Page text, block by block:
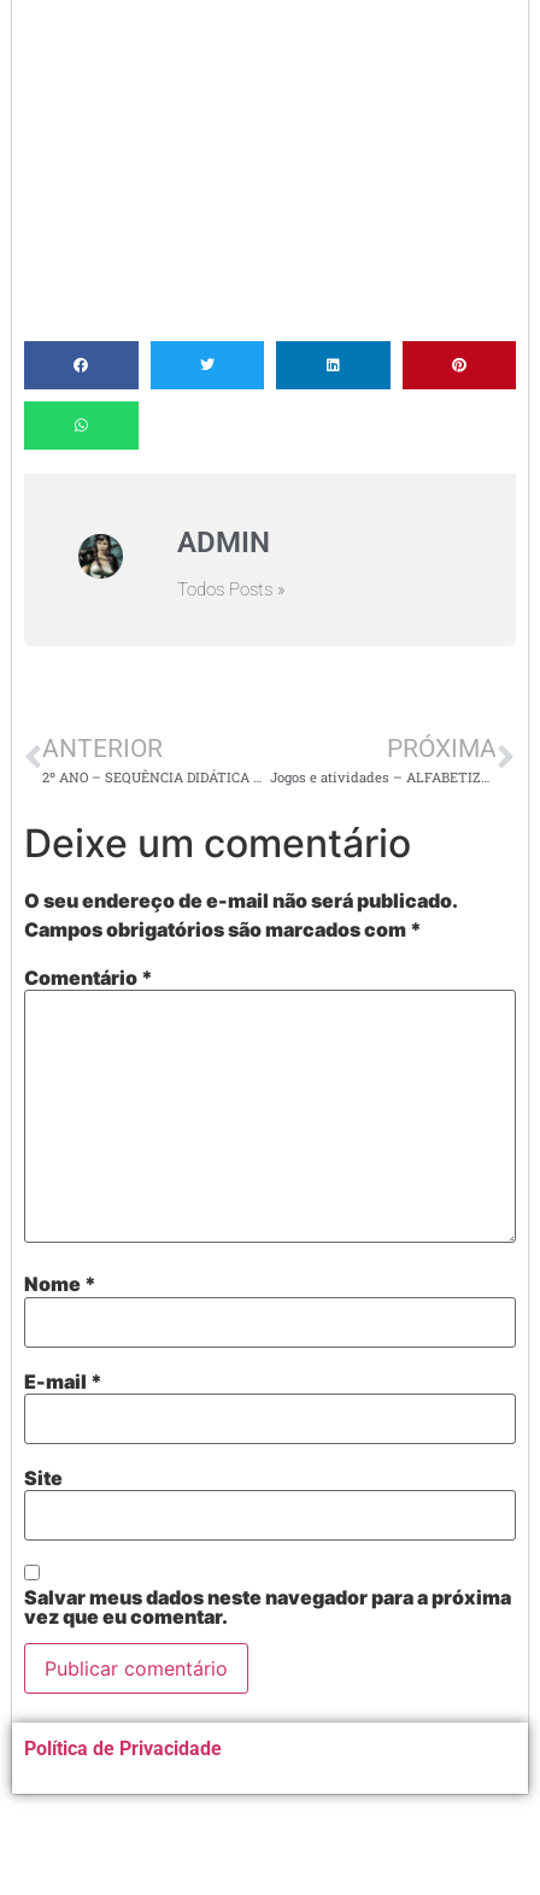
ADMIN
Todos Posts »
ANTERIOR PRÓXIMA
Deixe um comentário
O seu endereço de e-mail não será publicado.
Campos obrigatórios são marcados com *
Comentário *
Nome *
E-mail *
Site
Salvar meus dados neste navegador para a próxima
vez que eu comentar.
Alternative:
Política de Privacidade